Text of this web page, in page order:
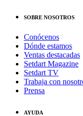
SOBRE NOSOTROS
Conócenos
Dónde estamos
Ventas destacadas
Setdart Magazine
Setdart TV
Trabaja con
Prensa
AYUDA